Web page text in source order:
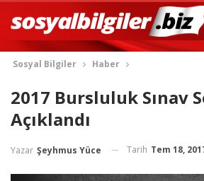
Sosyal Bilgiler Haber
2017 Bursluluk Sınav
Açıklandı
Yazar Şeyhmus Yüce Tarih Tem 18,